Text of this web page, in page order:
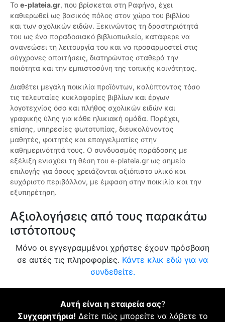
Το e-plateia.gr, που βρίσκεται στη Ραφήνα, έχει
καθιερωθεί ως βασικός πόλος στον χώρο του βιβλίου
και των σχολικών ειδών. Ξεκινώντας τη δραστηριότητά
του ως ένα παραδοσιακό βιβλιοπωλείο, κατάφερε να
ανανεώσει τη λειτουργία του και να προσαρμοστεί στις
σύγχρονες απαιτήσεις, διατηρώντας σταθερά την
ποιότητα και την εμπιστοσύνη της τοπικής κοινότητας.
Διαθέτει μεγάλη ποικιλία προϊόντων, καλύπτοντας τόσο
τις τελευταίες κυκλοφορίες βιβλίων και έργων
λογοτεχνίας όσο και πλήθος σχολικών ειδών και
γραφικής ύλης για κάθε ηλικιακή ομάδα. Παρέχει,
επίσης, υπηρεσίες φωτοτυπίας, διευκολύνοντας
μαθητές, φοιτητές και επαγγελματίες στην
καθημερινότητά τους. Ο συνδυασμός παράδοσης με
εξέλιξη ενισχύει τη θέση του e-plateia.gr ως σημείο
επιλογής για όσους χρειάζονται αξιόπιστο υλικό και
ευχάριστο περιβάλλον, με έμφαση στην ποικιλία και την
εξυπηρέτηση.
Αξιολογήσεις από τους παρακάτω
ιστότοπους
Μόνο οι εγγεγραμμένοι χρήστες έχουν πρόσβαση
σε αυτές τις πληροφορίες. Κάντε κλικ εδώ για να
συνδεθείτε.
Αυτή είναι η εταιρεία σας?
Συγχαρητήρια! Δείτε πώς μπορείτε να λάβετε το